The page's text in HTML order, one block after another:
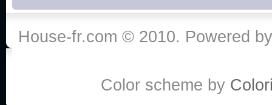
Salut tout le monde ! Je me fais un petit après
House-fr.com © 2010. Powered
Color scheme by